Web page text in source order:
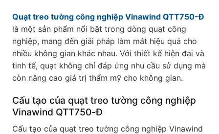
Quạt treo tường công nghiệp Vinawind QTT750-Đ
là một sản phẩm nổi bật trong dòng quạt công
nghiệp, mang đến giải pháp làm mát hiệu quả cho
nhiều không gian khác nhau. Với thiết kế hiện đại và
tinh tế, quạt không chỉ đáp ứng nhu cầu sử dụng mà
còn nâng cao giá trị thẩm mỹ cho không gian.
Cấu tạo của quạt treo tường công nghiệp
Vinawind QTT750-Đ
Cấu tạo của quạt treo tường công nghiệp Vinawind